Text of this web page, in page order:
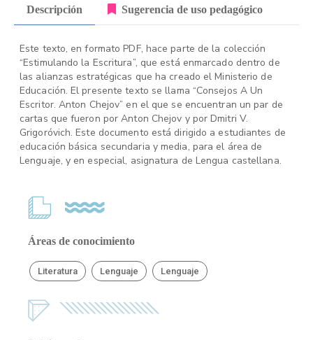
Descripción Sugerencia de uso pedagógico
Este texto, en formato PDF, hace parte de la colección
“Estimulando la Escritura”, que está enmarcado dentro de
las alianzas estratégicas que ha creado el Ministerio de
Educación. El presente texto se llama “Consejos A Un
Escritor. Anton Chejov” en el que se encuentran un par de
cartas que fueron por Anton Chejov y por Dmitri V.
Grigoróvich. Este documento está dirigido a estudiantes de
educación básica secundaria y media, para el área de
Lenguaje, y en especial, asignatura de Lengua castellana.
Áreas de conocimiento
Literatura Lenguaje Lenguaje